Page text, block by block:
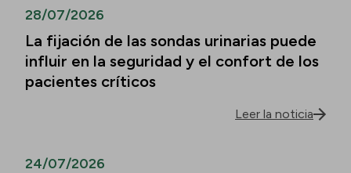
28/07/2026
La fijación de las sondas urinarias puede
influir en la seguridad y el confort de los
pacientes críticos
Leer la noticia
24/07/2026